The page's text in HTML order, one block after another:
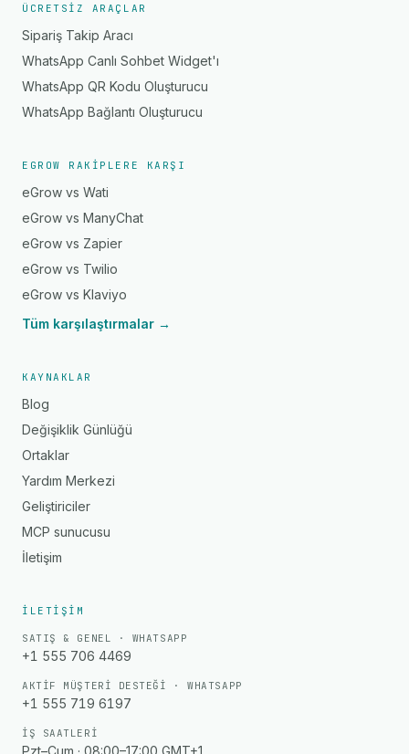
ÜCRETSIZ ARAÇLAR
Sipariş Takip Aracı
WhatsApp Canlı Sohbet Widget'ı
WhatsApp QR Kodu Oluşturucu
WhatsApp Bağlantı Oluşturucu
EGROW RAKIPLERE KARŞI
eGrow vs Wati
eGrow vs ManyChat
eGrow vs Zapier
eGrow vs Twilio
eGrow vs Klaviyo
Tüm karşılaştırmalar →
KAYNAKLAR
Blog
Değişiklik Günlüğü
Ortaklar
Yardım Merkezi
Geliştiriciler
MCP sunucusu
İletişim
İLETIŞIM
SATIŞ & GENEL · WHATSAPP
+1 555 706 4469
AKTIF MÜŞTERI DESTEĞI · WHATSAPP
+1 555 719 6197
İŞ SAATLERI
Pzt–Cum · 08:00–17:00 GMT+1